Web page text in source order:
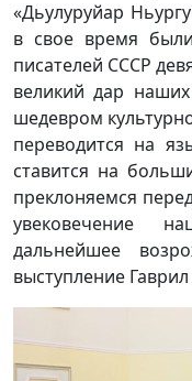
«Дьулуруйар
в свое время
писателей СССР
великий дар
шедевром
переводится на
ставится на
преклоняемся
увековечение
дальнейшее
выступление